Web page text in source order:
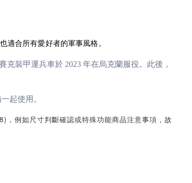
適合所有愛好者的軍事風格。
裝甲運兵車於 2023 年在烏克蘭服役。此後，
起使用。
例如尺寸判斷確認或特殊功能商品注意事項，故